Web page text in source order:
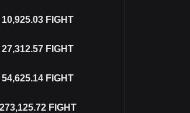
10,925.03 FIGHT
27,312.57 FIGHT
54,625.14 FIGHT
273,125.72 FIGHT